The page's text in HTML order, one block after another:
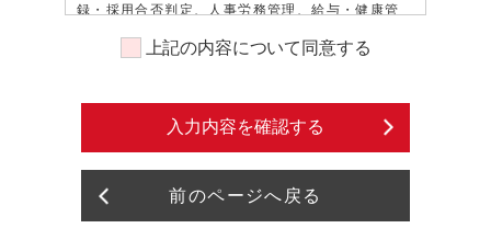
録・採用合否判定、人事労務管理、給与・健康管
遣先になろうとする者、又は紹介先若しくは紹介先
負・委託注文主への各種申請・報告等、当社の各種
情報（福利厚生、教育研修等）、資料の送付、提
供、その他、派遣業務、紹介業務管理等、及びこれ
評価情報については人事労務管理、及びこれに準ず
る目的に利用します。また、当社に派遣スタッフと
上記の内容について同意する
入力内容を確認する
前のページへ戻る